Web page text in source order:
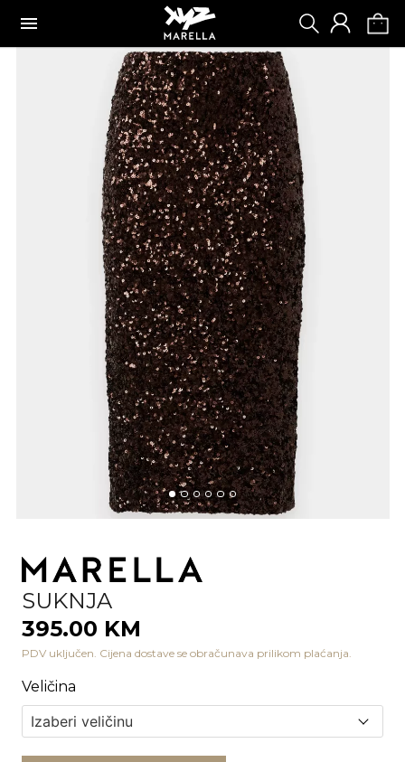
SUKNJA
395.00 KM
PDV uključen. Cijena dostave se obračunava prilikom plaćanja.
Veličina